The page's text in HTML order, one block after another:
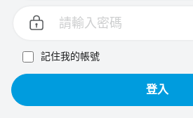
記住我的帳號
登入